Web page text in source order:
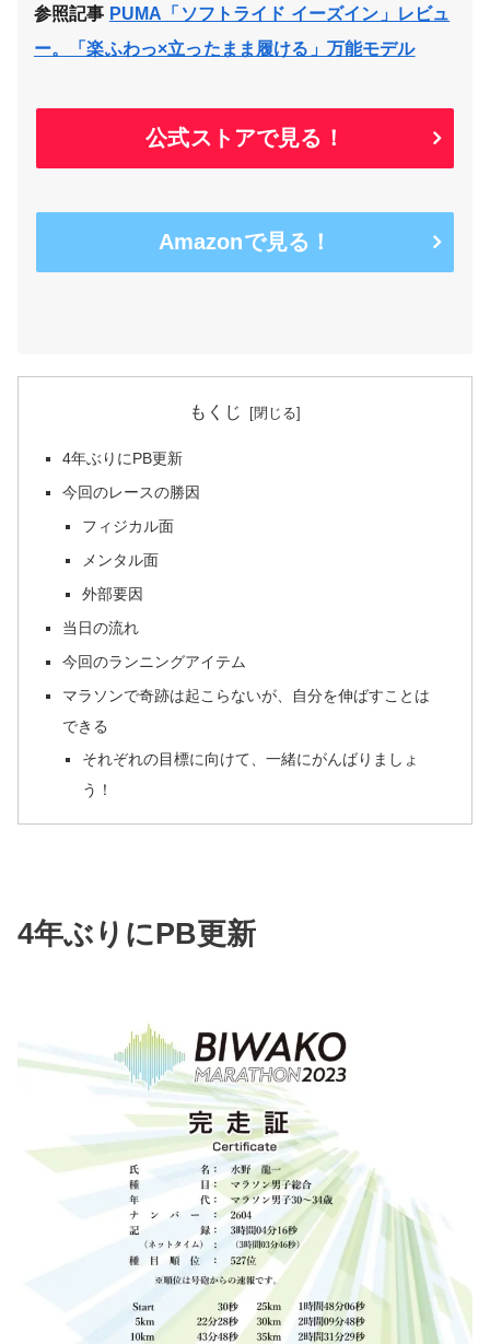
参照記事 PUMA「ソフトライド イーズイン」レビュ
ー。「楽ふわっ×立ったまま履ける」万能モデル
公式ストアで見る！
Amazonで見る！
もくじ
4年ぶりにPB更新
今回のレースの勝因
フィジカル面
メンタル面
外部要因
当日の流れ
今回のランニングアイテム
マラソンで奇跡は起こらないが、自分を伸ばすことは
できる
それぞれの目標に向けて、一緒にがんばりましょ
う！
4年ぶりにPB更新